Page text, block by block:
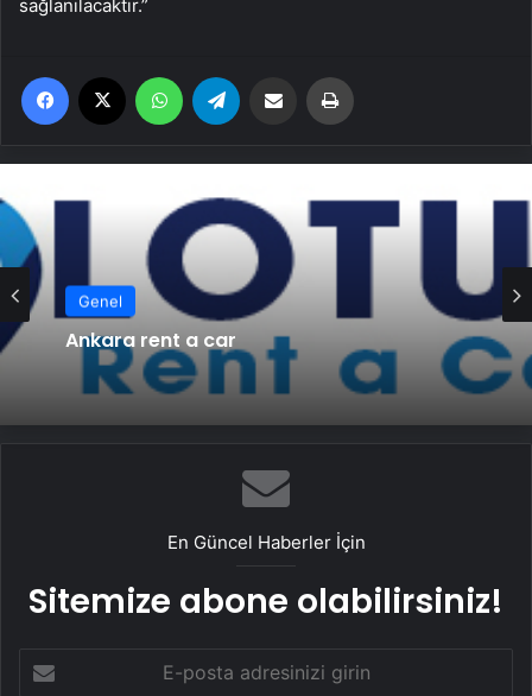
sağlanılacaktır.”
Facebook WhatsApp Email'den paylaş
Genel
Ankara rent a car
En Güncel Haberler İçin
Sitemize abone olabilirsiniz!
posta